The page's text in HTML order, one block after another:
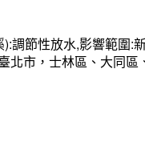
調節性放水,影響範圍
北市，士林區、大同